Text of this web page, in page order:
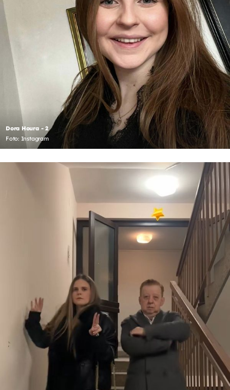
Dora Houra - 2
Foto: Instagram